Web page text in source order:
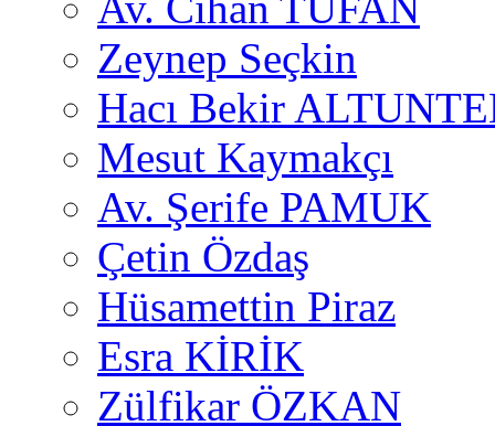
Zeynep Seçkin
Hacı Bekir
Mesut Kaymakçı
Av. Şerife PAMUK
Çetin Özdaş
Hüsamettin Piraz
Esra KİRİK
Zülfikar ÖZKAN